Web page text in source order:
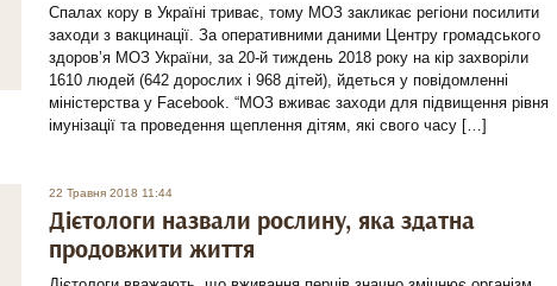
Спалах кору в Україні триває, тому МОЗ закликає регіони посилити
заходи з вакцинації. За оперативними даними Центру громадського
здоров’я МОЗ України, за 20-й тиждень 2018 року на кір захворіли
1610 людей (642 дорослих і 968 дітей), йдеться у повідомленні
міністерства у Facebook. “МОЗ вживає заходи для підвищення рівня
імунізації та проведення щеплення дітям, які свого часу […]
22 Травня 2018 11:44
Дієтологи назвали рослину, яка здатна
продовжити життя